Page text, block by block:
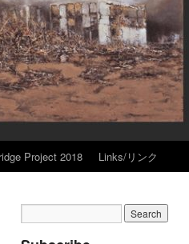
Project 2018 Links/リンク